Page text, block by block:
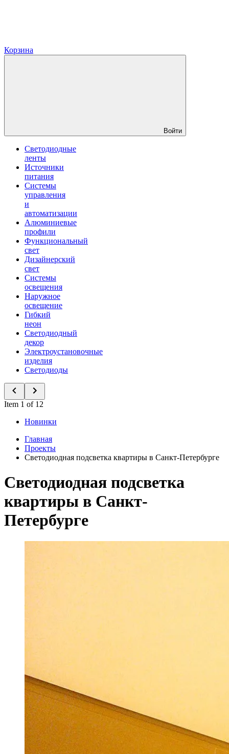
Корзина
Войти
Светодиодные
ленты
Источники
питания
Системы
управления
и
автоматизации
Алюминиевые
профили
Функциональный
свет
Дизайнерский
свет
Системы
освещения
Наружное
освещение
Гибкий
неон
Светодиодный
декор
Электроустановочные
изделия
Светодиоды
Item 1 of 12
Новинки
Главная
Проекты
Светодиодная подсветка квартиры в Санкт-Петербурге
Светодиодная подсветка
квартиры в Санкт-
Петербурге